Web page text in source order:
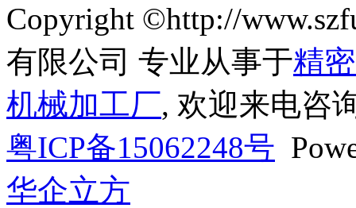
Copyright ©http://
有限公司 专业从事于精
机械加工厂, 欢迎来电咨
粤ICP备15062248号
华企立方